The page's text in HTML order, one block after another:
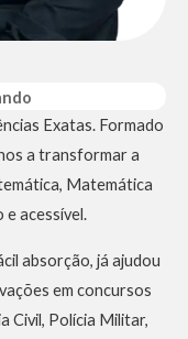
Exatas. Formado
a transformar a
Matemática
acessível.
absorção, já ajudou
em concursos
Civil, Polícia Militar,